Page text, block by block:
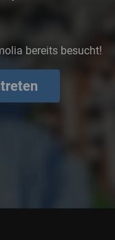
bereits besucht!